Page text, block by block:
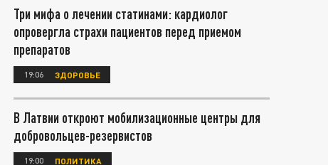
Три мифа о лечении статинами: кардиолог
опровергла страхи пациентов перед приемом
препаратов
19:06 ЗДОРОВЬЕ
В Латвии откроют мобилизационные центры для
добровольцев-резервистов
19:00 ПОЛИТИКА